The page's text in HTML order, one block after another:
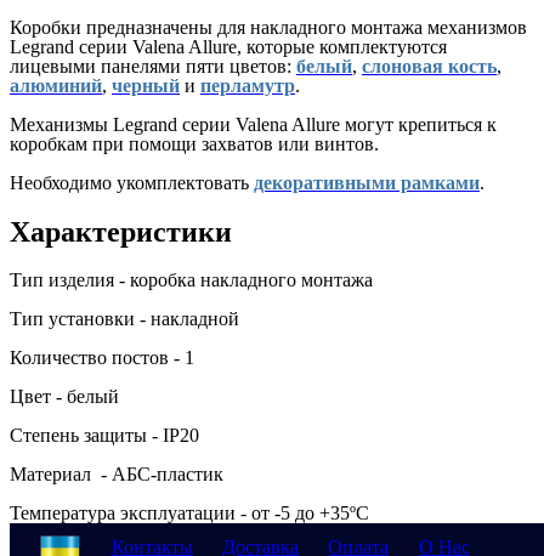
Коробки предназначены для накладного монтажа механизмов
Legrand серии Valena Allure, которые комплектуются
лицевыми панелями пяти цветов: белый, слоновая кость,
алюминий, черный и перламутр.
Механизмы Legrand серии Valena Allure могут крепиться к
коробкам при помощи захватов или винтов.
Необходимо укомплектовать декоративными рамками.
Характеристики
Тип изделия - коробка накладного монтажа
Тип установки - накладной
Количество постов - 1
Цвет - белый
Степень защиты - IP20
Материал - АБС-пластик
Температура эксплуатации - от -5 до +35ºС
Контакты
Доставка Оплата О Нас